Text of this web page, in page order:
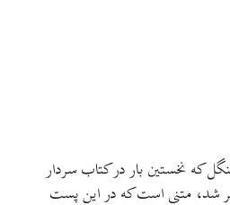
که نخستین بار در کتاب سردار
شد، متنی است که در این پست